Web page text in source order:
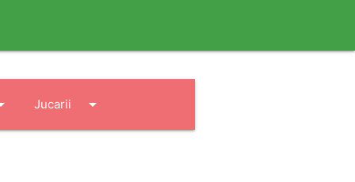
Jucarii arrow_drop_down